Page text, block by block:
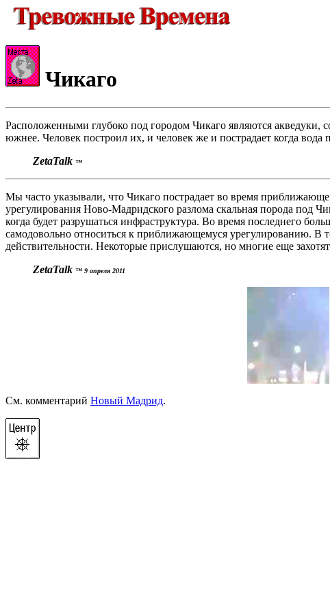
Чикаго
Расположенными глубоко под городом Чикаго являются
южнее. Человек построил их, и человек же и пострадает когда
ZetaTalk ™
Мы часто указывали, что Чикаго пострадает во время
урегулирования Ново-Мадридского разлома скальная порода под
когда будет разрушаться инфраструктура. Во время последнего
самодовольно относиться к приближающемуся урегулированию. В
действительности. Некоторые прислушаются, но многие еще
ZetaTalk ™ 9 апреля 2011
См. комментарий Новый Мадрид.